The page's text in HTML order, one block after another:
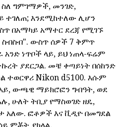
ስለ ግምገማዎች, መንገድ,
እንደሚከተለው ሊሆን
በአማካይ አማተር ደረጃ የሚገኙ
ውስጥ ሰዎች 7 ቅምጥ
ነጥቦች ላይ, ይህ ነጠላ-ፍሬም
ያደርጋል. መቼ ቀጣይነት በሰከንድ
ተወርዋሪ Nikon d5100. እሱም
ውጫዊ ማይክሮፎን ግብዓት, ወደ
ሁለት ትቢያ የማስወገድ ዘዴ,
አለው. ፎቶዎች እና ቪዲዮ በመግደል